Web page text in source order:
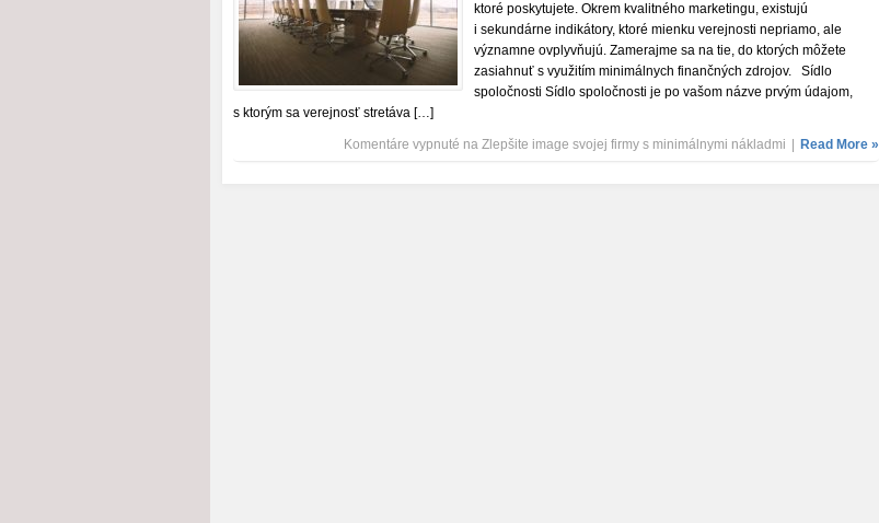
ktoré poskytujete. Okrem kvalitného marketingu, existujú
i sekundárne indikátory, ktoré mienku verejnosti nepriamo, ale
významne ovplyvňujú. Zamerajme sa na tie, do ktorých môžete
zasiahnuť s využitím minimálnych finančných zdrojov. Sídlo
spoločnosti Sídlo spoločnosti je po vašom názve prvým údajom,
s ktorým sa verejnosť stretáva […]
Komentáre vypnuté na Zlepšite image svojej firmy s minimálnymi nákladmi Read More »